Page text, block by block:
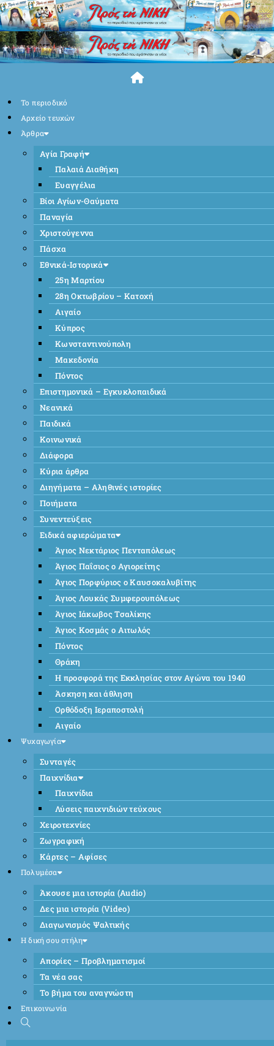
Skip
to
content
Το περιοδικό
Αρχείο τευχών
Άρθρα
Αγία Γραφή
Παλαιά Διαθήκη
Ευαγγέλια
Βίοι Αγίων-Θαύματα
Παναγία
Χριστούγεννα
Πάσχα
Εθνικά-Ιστορικά
25η Μαρτίου
28η Οκτωβρίου – Κατοχή
Αιγαίο
Κύπρος
Κωνσταντινούπολη
Μακεδονία
Πόντος
Επιστημονικά – Εγκυκλοπαιδικά
Νεανικά
Παιδικά
Κοινωνικά
Διάφορα
Κύρια άρθρα
Διηγήματα – Αληθινές ιστορίες
Ποιήματα
Συνεντεύξεις
Ειδικά αφιερώματα
Άγιος Νεκτάριος Πενταπόλεως
Άγιος Παΐσιος ο Αγιορείτης
Άγιος Πορφύριος ο Καυσοκαλυβίτης
Άγιος Λουκάς Συμφερουπόλεως
Άγιος Ιάκωβος Τσαλίκης
Άγιος Κοσμάς ο Αιτωλός
Πόντος
Θράκη
Η προσφορά της Εκκλησίας στον Αγώνα του 1940
Άσκηση και άθληση
Ορθόδοξη Ιεραποστολή
Αιγαίο
Ψυχαγωγία
Συνταγές
Παιχνίδια
Παιχνίδια
Λύσεις παιχνιδιών τεύχους
Χειροτεχνίες
Ζωγραφική
Κάρτες – Αφίσες
Πολυμέσα
Άκουσε μια ιστορία (Audio)
Δες μια ιστορία (Video)
Διαγωνισμός Ψαλτικής
Η δική σου στήλη
Απορίες – Προβληματισμοί
Τα νέα σας
Το βήμα του αναγνώστη
Επικοινωνία